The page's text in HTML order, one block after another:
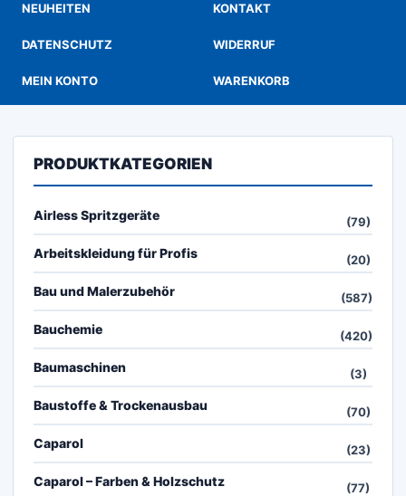
NEUHEITEN KONTAKT
DATENSCHUTZ WIDERRUF
MEIN KONTO WARENKORB
PRODUKTKATEGORIEN
Airless Spritzgeräte (79)
Arbeitskleidung für Profis (20)
Bau und Malerzubehör (587)
Bauchemie (420)
Baumaschinen (3)
Baustoffe & Trockenausbau (70)
Caparol (23)
Caparol – Farben & Holzschutz (77)